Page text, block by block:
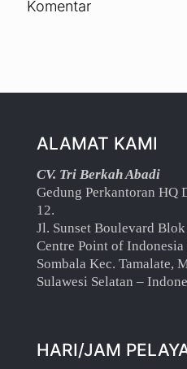
Komentar
ALAMAT KAMI
CV. Tri Berkah Abadi
Gedung Perkantoran HQ
12.
Jl. Sunset Boulevard
Centre Point of
Sombala Kec. Tamalate,
Sulawesi Selatan –
HARI/JAM